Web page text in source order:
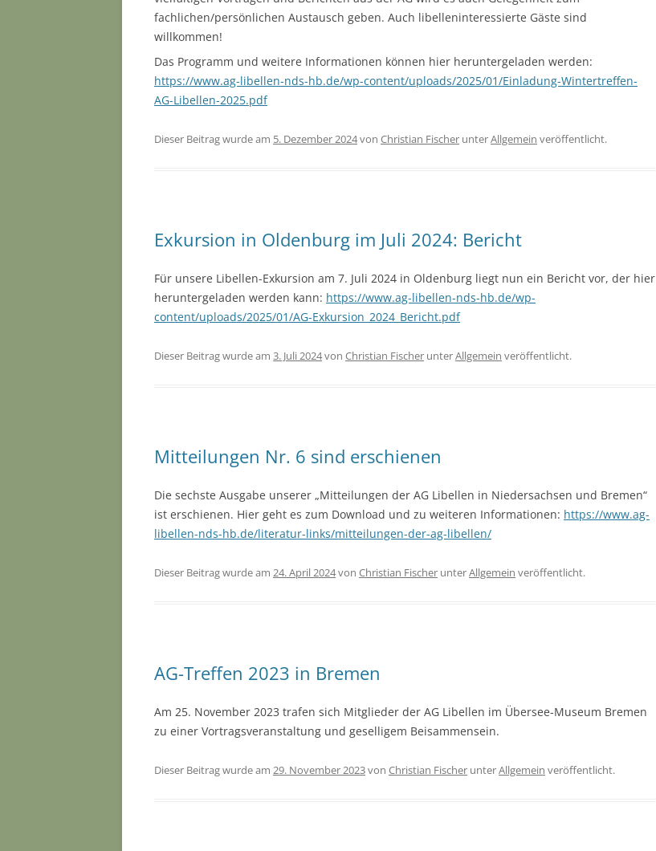
fachlichen/persönlichen Austausch geben. Auch libelleninteressierte Gäste sind
willkommen!
Das Programm und weitere Informationen können hier heruntergeladen werden:
https://www.ag-libellen-nds-hb.de/wp-content/uploads/2025/01/Einladung-Wintertreffen-
AG-Libellen-2025.pdf
Dieser Beitrag wurde am 5. Dezember 2024von Christian Fischer unterAllgemein veröffentlicht.
Exkursion in Oldenburg im Juli 2024: Bericht
Für unsere Libellen-Exkursion am 7. Juli 2024 in Oldenburg liegt nun ein Bericht vor, der hier
heruntergeladen werden kann: https://www.ag-libellen-nds-hb.de/wp-
content/uploads/2025/01/AG-Exkursion_2024_Bericht.pdf
Dieser Beitrag wurde am 3. Juli 2024von Christian Fischer unterAllgemein veröffentlicht.
Mitteilungen Nr. 6 sind erschienen
Die sechste Ausgabe unserer „Mitteilungen der AG Libellen in Niedersachsen und Bremen“
ist erschienen. Hier geht es zum Download und zu weiteren Informationen: https://www.ag-
libellen-nds-hb.de/literatur-links/mitteilungen-der-ag-libellen/
Dieser Beitrag wurde am 24. April 2024von Christian Fischer unterAllgemein veröffentlicht.
AG-Treffen 2023 in Bremen
Am 25. November 2023 trafen sich Mitglieder der AG Libellen im Übersee-Museum Bremen
zu einer Vortragsveranstaltung und geselligem Beisammensein.
Dieser Beitrag wurde am 29. November 2023von Christian Fischer unterAllgemein veröffentlicht.